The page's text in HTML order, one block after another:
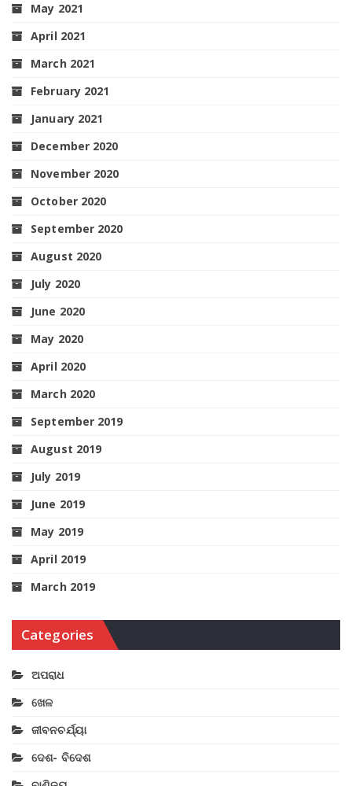
May 2021
April 2021
March 2021
February 2021
January 2021
December 2020
November 2020
October 2020
September 2020
August 2020
July 2020
June 2020
May 2020
April 2020
March 2020
September 2019
August 2019
July 2019
June 2019
May 2019
April 2019
March 2019
Categories
ଅପରାଧ
ଖେଳ
ଜୀବନଚର୍ଯ୍ୟା
ଦେଶ- ବିଦେଶ